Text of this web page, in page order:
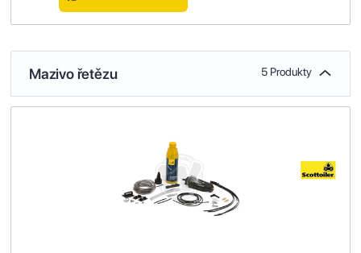
Mazivo řetězu 5 Produkty